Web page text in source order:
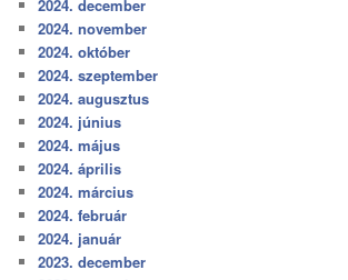
2024. december
2024. november
2024. október
2024. szeptember
2024. augusztus
2024. június
2024. május
2024. április
2024. március
2024. február
2024. január
2023. december